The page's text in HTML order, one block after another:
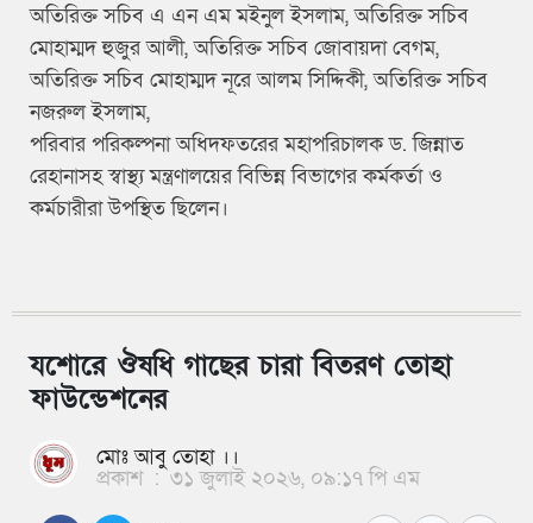
অতিরিক্ত সচিব এ এন এম মইনুল ইসলাম, অতিরিক্ত সচিব
মোহাম্মদ হুজুর আলী, অতিরিক্ত সচিব জোবায়দা বেগম,
অতিরিক্ত সচিব মোহাম্মদ নূরে আলম সিদ্দিকী, অতিরিক্ত সচিব
নজরুল ইসলাম,
পরিবার পরিকল্পনা অধিদফতরের মহাপরিচালক ড. জিন্নাত
রেহানাসহ স্বাস্থ্য মন্ত্রণালয়ের বিভিন্ন বিভাগের কর্মকর্তা ও
কর্মচারীরা উপস্থিত ছিলেন।
যশোরে ঔষধি গাছের চারা বিতরণ তোহা
ফাউন্ডেশনের
মোঃ আবু তোহা ।।
প্রকাশ : ৩১ জুলাই ২০২৬, ০৯:১৭ পি এম